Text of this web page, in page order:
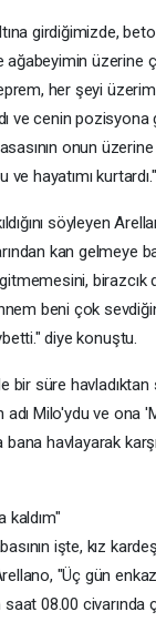
girdiğimizde,
üzerine
her şeyi
ve cenin pozisyona
onun üzerine
hayatımı
söyleyen
kan gelmeye
birazcık
beni çok
diye konuştu.
bir süre
Milo'ydu ve ona
havlayarak
kaldım"
işte, kız
"Üç gün enkaz
08.00 civarında